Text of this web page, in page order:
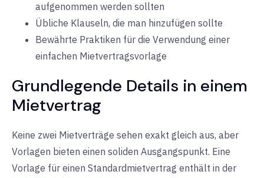
aufgenommen werden sollten
Übliche Klauseln, die man hinzufügen sollte
Bewährte Praktiken für die Verwendung einer
einfachen Mietvertragsvorlage
Grundlegende Details in einem
Mietvertrag
Keine zwei Mietverträge sehen exakt gleich aus, aber
Vorlagen bieten einen soliden Ausgangspunkt. Eine
Vorlage für einen Standardmietvertrag enthält in der